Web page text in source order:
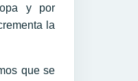
y por
la
que se